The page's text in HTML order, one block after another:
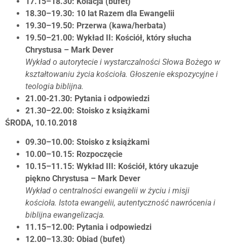
18.30–19.30: 10 lat Razem dla Ewangelii
19.30–19.50: Przerwa (kawa/herbata)
19.50–21.00: Wykład II: Kościół, który słucha
Chrystusa – Mark Dever
Wykład o autorytecie i wystarczalności Słowa Bożego w
kształtowaniu życia kościoła. Głoszenie ekspozycyjne i
teologia biblijna.
21.00-21.30: Pytania i odpowiedzi
21.30–22.00: Stoisko z książkami
ŚRODA, 10.10.2018
09.30–10.00: Stoisko z książkami
10.00–10.15: Rozpoczęcie
10.15–11.15: Wykład III: Kościół, który ukazuje
piękno Chrystusa – Mark Dever
Wykład o centralności ewangelii w życiu i misji
kościoła. Istota ewangelii, autentyczność nawrócenia i
biblijna ewangelizacja.
11.15–12.00: Pytania i odpowiedzi
12.00–13.30: Obiad (bufet)